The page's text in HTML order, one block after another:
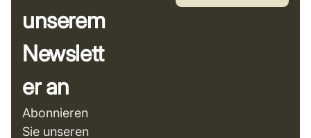
unserem
Newslett
er an
Abonnieren
Sie unseren